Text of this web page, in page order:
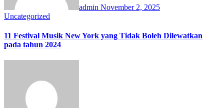
admin November 2, 2025
Uncategorized
11 Festival Musik New York yang Tidak Boleh Dilewatkan
pada tahun 2024